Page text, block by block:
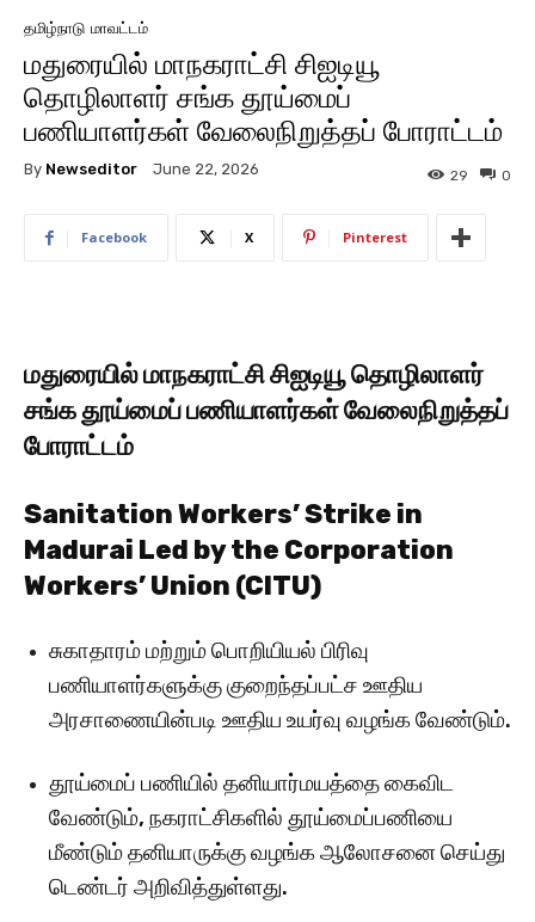
தமிழ்நாடு மாவட்டம்
மதுரையில் மாநகராட்சி சிஐடியூ
தொழிலாளர் சங்க தூய்மைப்
பணியாளர்கள் வேலைநிறுத்தப் போராட்டம்
By Newseditor June 22, 2026 0
29
Facebook X Pinterest
மதுரையில் மாநகராட்சி சிஐடியூ தொழிலாளர்
சங்க தூய்மைப் பணியாளர்கள் வேலைநிறுத்தப்
போராட்டம்
Sanitation Workers’ Strike in
Madurai Led by the Corporation
Workers’ Union (CITU)
சுகாதாரம் மற்றும் பொறியியல் பிரிவு
பணியாளர்களுக்கு குறைந்தப்பட்ச ஊதிய
அரசாணையின்படி ஊதிய உயர்வு வழங்க வேண்டும்.
தூய்மைப் பணியில் தனியார்மயத்தை கைவிட
வேண்டும், நகராட்சிகளில் தூய்மைப்பணியை
மீண்டும் தனியாருக்கு வழங்க ஆலோசனை செய்து
டெண்டர் அறிவித்துள்ளது.